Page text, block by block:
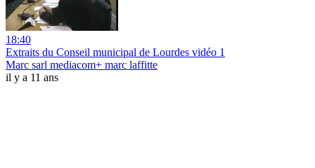
18:40
Extraits du Conseil municipal de Lourdes vidéo 1
Marc sarl mediacom+ marc laffitte
il y a 11 ans